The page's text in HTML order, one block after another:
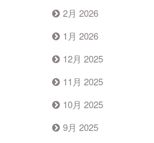
2月 2026
1月 2026
12月 2025
11月 2025
10月 2025
9月 2025